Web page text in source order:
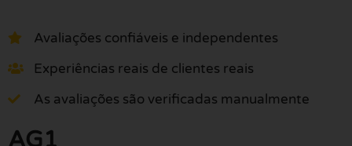
Avaliações confiáveis e independentes
Experiências reais de clientes reais
As avaliações são verificadas manualmente
AG1